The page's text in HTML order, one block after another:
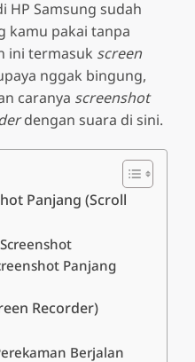
HP Samsung sudah
kamu pakai tanpa
ini termasuk screen
nggak bingung,
caranya screenshot
dengan suara di sini.
Panjang (Scroll
Panjang
Recorder)
Berjalan